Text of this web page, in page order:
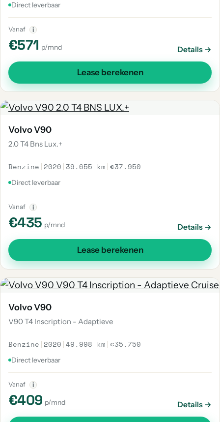
Direct leverbaar
Vanaf i
€571 p/mnd Details →
Lease berekenen
Volvo V90
2.0 T4 Bns Lux.+
Benzine | 2020 | 39.655 km |€37.950
Direct leverbaar
Vanaf i
€435 p/mnd Details →
Lease berekenen
Volvo V90
V90 T4 Inscription - Adaptieve
Benzine | 2020 |49.998 km |€35.750
Direct leverbaar
Vanaf i
€409 p/mnd Details →